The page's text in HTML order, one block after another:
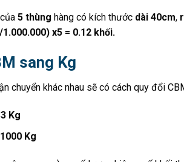
5 thùng hàng có kích thước dài 40cm,
x5 = 0.12 khối.
sang Kg
chuyển khác nhau sẽ có cách quy đổi
Kg
Kg